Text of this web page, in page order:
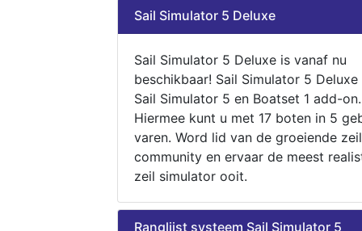
Sail Simulator 5 Deluxe
Sail Simulator 5 Deluxe is vanaf nu
beschikbaar! Sail Simulator 5
Sail Simulator 5 en Boatset 1 add-on.
Hiermee kunt u met 17 boten in 5
varen. Word lid van de groeiende zeil
community en ervaar de meest
zeil simulator ooit.
Ranglijst systeem Sail Simulator 5